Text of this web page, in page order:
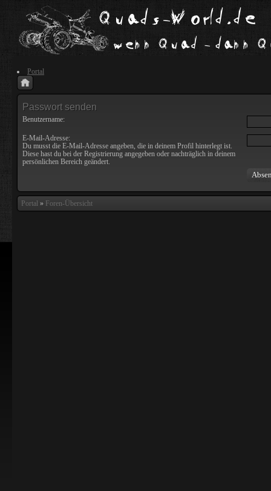
Portal
Passwort senden
Benutzername:
E-Mail-Adresse:
Du musst die E-Mail-Adresse angeben, die in deinem Profil hinterlegt ist.
Diese hast du bei der Registrierung angegeben oder nachträglich in deinem
persönlichen Bereich geändert.
Portal » Foren-Übersicht